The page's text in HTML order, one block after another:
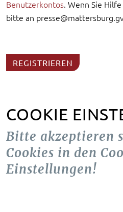
Benutzerkontos. Wenn Sie
bitte an
REGISTRIEREN
COOKIE
Bitte akzeptieren
Cookies in den
Einstellungen!